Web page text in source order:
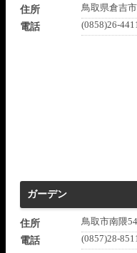
住所
鳥取県倉吉
電話
(0858)26-
ガーデン
住所
鳥取市南隈
電話
(0857)28-